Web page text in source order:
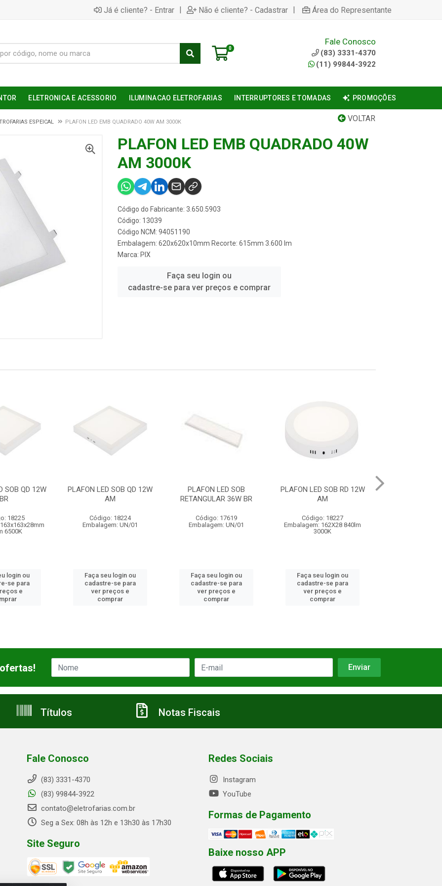
Já é cliente? - Entrar | Não é cliente? - Cadastrar | Área do Representante
0
Fale Conosco
(83) 3331-4370
(11) 99844-3922
ELETRONICA E ACESSORIO ILUMINACAO ELETROFARIAS INTERRUPTORES E TOMADAS PROMOÇÕES
VOLTAR
ESPEICAL PLAFON LED EMB QUADRADO 40W AM 3000K
PLAFON LED EMB QUADRADO 40W
AM 3000K
Código do Fabricante: 3.650.5903
Código: 13039
Código NCM: 94051190
Embalagem: 620x620x10mm Recorte: 615mm 3.600 lm
Marca: PIX
Faça seu login ou
cadastre-se para ver preços e comprar
SOB QD 12W
AM
18224
UN/01
login ou
se para
e
PLAFON LED SOB
RETANGULAR 36W BR
Código: 17619
Embalagem: UN/01
Faça seu login ou
cadastre-se para
ver preços e
comprar
PLAFON LED SOB RD 12W
AM
Código: 18227
Embalagem: 162X28 840lm
Faça seu login ou
cadastre-se para
ver preços e
comprar
PLAFON LED SOB
QUADRADO 32W BR 6500K
Código: 17456
Embalagem: UN/01
Faça seu login ou
cadastre-se para
ver preços e
comprar
Títulos Notas Fiscais
Fale Conosco
(83) 3331-4370
(83) 99844-3922
contato@eletrofarias.com.br
Seg a Sex: 08h às 12h e 13h30 às 17h30
Site Seguro
Redes Sociais
Instagram
YouTube
Formas de Pagamento
Baixe nosso APP